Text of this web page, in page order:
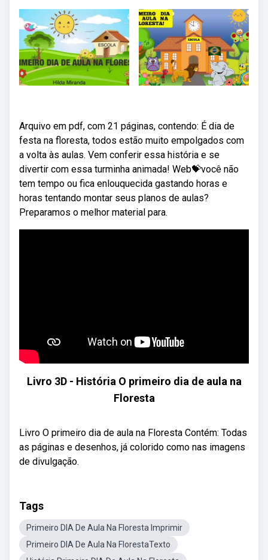
Arquivo em pdf, com 21 páginas, contendo: É dia de
festa na floresta, todos estão muito empolgados com
a volta às aulas. Vem conferir essa história e se
divertir com essa turminha animada! Web💝você não
tem tempo ou fica enlouquecida gastando horas e
horas tentando montar seus planos de aulas?
Preparamos o melhor material para.
Livro 3D - História O primeiro dia de aula na
Floresta
Livro O primeiro dia de aula na Floresta Contém: Todas
as páginas e desenhos, já colorido como nas imagens
de divulgação.
Tags
Primeiro DIA De Aula Na Floresta Imprimir
Primeiro DIA De Aula Na FlorestaTexto